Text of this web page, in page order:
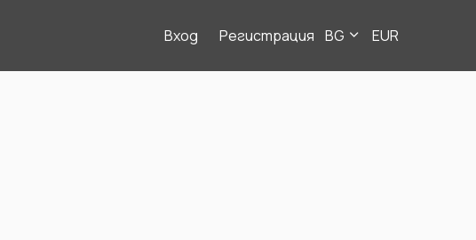
Вход Регистрация BG EUR